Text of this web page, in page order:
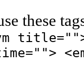
these